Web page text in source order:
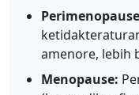
amenore, lebih
Menopause: